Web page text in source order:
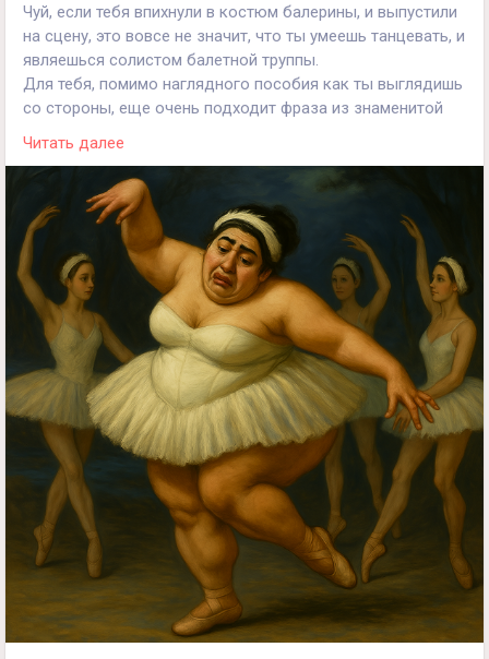
Чуй, если тебя впихнули в костюм балерины, и выпустили
на сцену, это вовсе не значит, что ты умеешь танцевать, и
являешься солистом балетной труппы.
Для тебя, помимо наглядного пособия как ты выглядишь
со стороны, еще очень подходит фраза из знаменитой
басни:
"А вы, друзья, как ни садитесь;
Всё в музыканты не годитесь".
Читать далее